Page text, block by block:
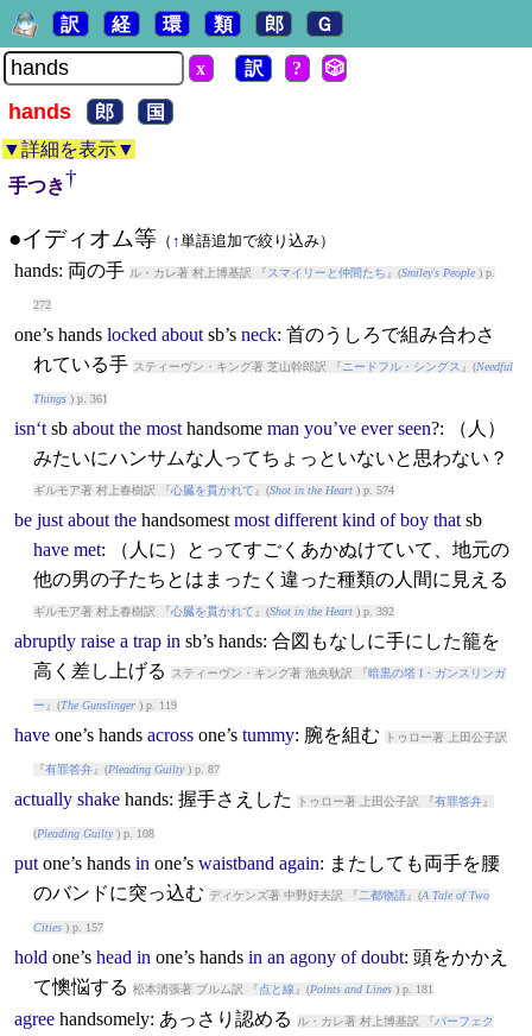
訳 経 環 類 郎 Ｇ
x 訳 ? 🎲
hands 郎
国
▼詳細を表示▼
手つき†
●イディオム等（ ↑単語追加で絞り込み）
hands: 両の手 ル・カレ著 村上博基訳 『スマイリーと仲間たち 』(Smiley's People) p.
272
one’s hands locked aboutsb’s neck: 首のうしろで組み合わさ
れている手 スティーヴン・キング著 芝山幹郎訳 『 ニードフル・シングス 』(Needful
Things) p. 361
isn‘tsb about the most handsome man you’ve ever seen?: （人）
みたいにハンサムな人ってちょっといないと思わない？
ギルモア著 村上春樹訳 『心臓を貫かれて 』(Shot in the Heart) p. 574
be just about the handsomest most different kind of boy thatsb
have met: （人に）とってすごくあかぬけていて、地元の
他の男の子たちとはまったく違った種類の人間に見える
ギルモア著 村上春樹訳 『心臓を貫かれて 』(Shot in the Heart) p. 392
abruptly raise a trap in sb’s hands: 合図もなしに手にした籠を
高く差し上げる
スティーヴン・キング著 池央耿訳 『暗黒の塔 I・ガンスリンガ
ー 』(The Gunslinger) p. 119
haveone’s hands acrossone’s tummy: 腕を組む トゥロー著 上田公子訳
『有罪答弁』(Pleading Guilty) p. 87
actually shake hands: 握手さえした トゥロー著 上田公子訳 『有罪答弁』
(Pleading Guilty) p. 108
putone’s hands in one’s waistband again: またしても両手を腰
のバンドに突っ込む ディケンズ著 中野好夫訳 『二都物語』(A Tale of Two
Cities) p. 157
hold one’s head in one’s hands in an agony of doubt: 頭をかかえ
て懊悩する 松本清張著 ブルム訳 『点と線 』(Points and Lines) p. 181
agree handsomely: あっさり認める ル・カレ著 村上博基訳 『パーフェク